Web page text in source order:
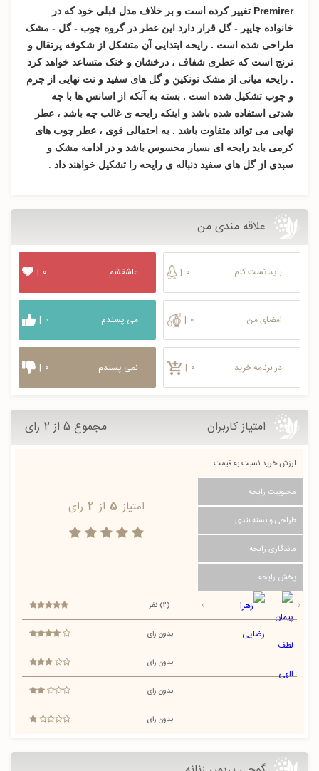
Premirer تغییر کرده است و بر خلاف مدل قبلی خود که در
خانواده چایپر - گل قرار دارد این عطر در گروه چوب - گل - مشک
طراحی شده است . رايحه ابتدایی آن متشکل از شکوفه پرتقال و
ترنج است که عطری شفاف ، درخشان و خنک متساعد خواهد کرد
. رايحه میانی از مشک تونکین و گل های سفید و نت نهایی از چرم
و چوب تشکیل شده است . بسته به آنکه از اسانس ها با چه
شدتی استفاده شده باشد و اینکه رایحه ی غالب چه باشد ، عطر
نهایی می تواند متفاوت باشد . به احتمالی قوی ، عطر چوب های
کرمی باید رایحه ای بسیار محسوس باشد و در ادامه مشک و
سبدی از گل های سفید دنباله ی رایحه را تشکیل خواهند داد
علاقه مندی من
باید تست کنم | ۰
امضای من | ۰
در برنامه خرید | ۰
عاشقشم | ۰
می پسندم | ۰
نمی پسندم | ۰
امتیاز کاربران مجموع 5 از 2 رای
ارزش خرید نسبت به قیمت
محبوبیت رایحه
طراحی و بسته بندی
ماندگاری رایحه
پخش رایحه
امتیاز 5 از 2 رای
(2) نفر
بدون رای
بدون رای
بدون رای
بدون رای